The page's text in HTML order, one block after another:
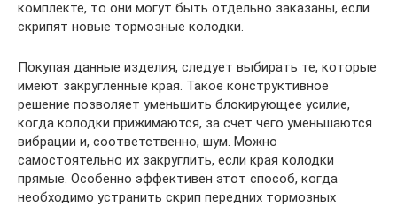
комплекте, то они могут быть отдельно заказаны, если
скрипят новые тормозные колодки.
Покупая данные изделия, следует выбирать те, которые
имеют закругленные края. Такое конструктивное
решение позволяет уменьшить блокирующее усилие,
когда колодки прижимаются, за счет чего уменьшаются
вибрации и, соответственно, шум. Можно
самостоятельно их закруглить, если края колодки
прямые. Особенно эффективен этот способ, когда
необходимо устранить скрип передних тормозных